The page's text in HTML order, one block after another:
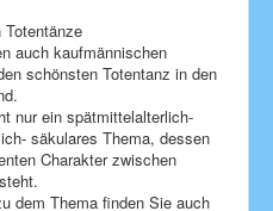
Totentänze
auch kaufmännischen
schönsten Totentanz in den
nur ein spätmittelalterlich-
säkulares Thema, dessen
Charakter zwischen
dem Thema finden Sie auch